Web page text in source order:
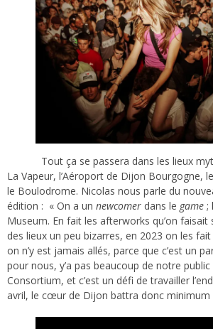
Tout ça se passera dans les lieux
La Vapeur, l’Aéroport de Dijon Bourgogne,
le Boulodrome. Nicolas nous parle du
édition : « On a un newcomer dans le game ;
Museum. En fait les afterworks qu’on
des lieux un peu bizarres, en 2023 on les
on n’y est jamais allés, parce que c’est un
pour nous, y’a pas beaucoup de notre
Consortium, et c’est un défi de travailler
avril, le cœur de Dijon battra donc minimum